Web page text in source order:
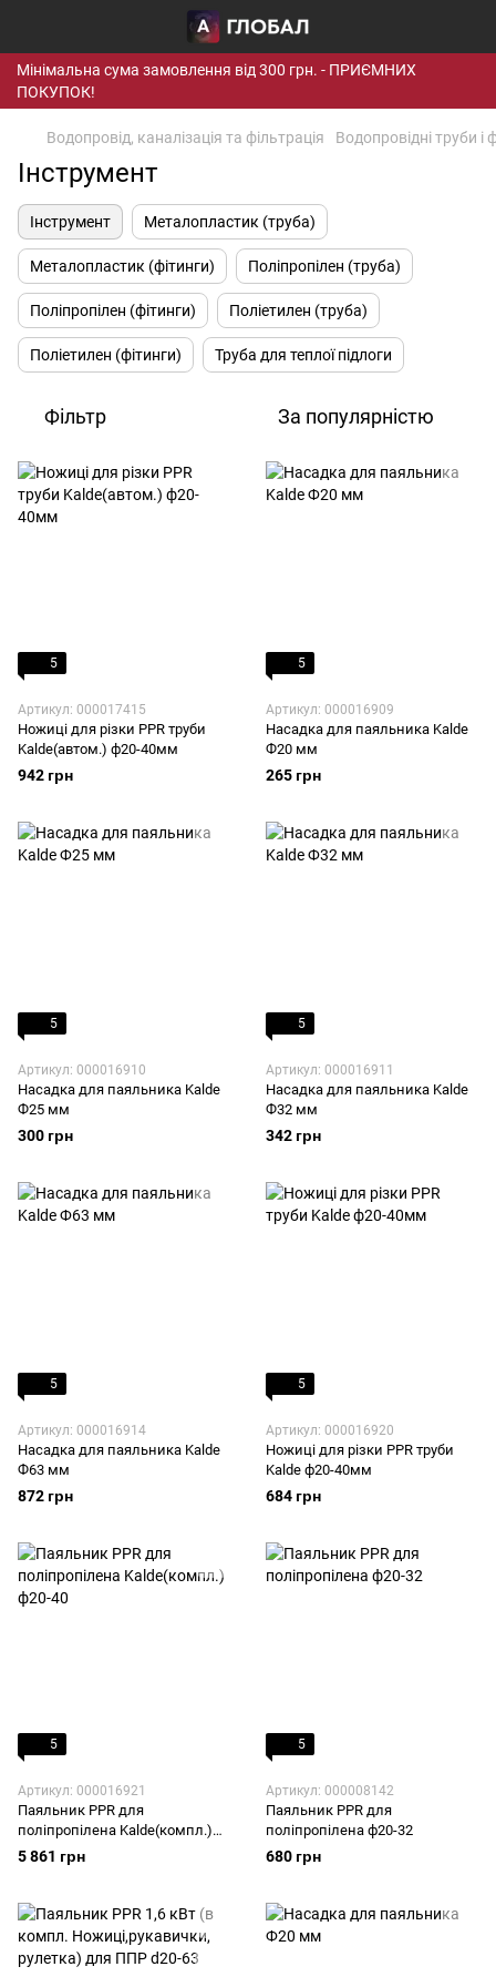
Мінімальна сума замовлення від 300 грн. - ПРИЄМНИХ
ПОКУПОК!
Водопровід, каналізація та фільтрація Водопровідні труби і
Інструмент
Інструмент Металопластик (труба)
Металопластик (фітинги) Поліпропілен (труба)
Поліпропілен (фітинги) Поліетилен (труба)
Поліетилен (фітинги) Труба для теплої підлоги
Фільтр За популярністю
5
Артикул: 000017415
Ножиці для різки PPR труби
Kalde(автом.) ф20-40мм
942 грн
5
Артикул: 000016909
Насадка для паяльника Kalde
Ф20 мм
265 грн
5
Артикул: 000016910
Насадка для паяльника Kalde
Ф25 мм
300 грн
5
Артикул: 000016911
Насадка для паяльника Kalde
Ф32 мм
342 грн
5
Артикул: 000016914
Насадка для паяльника Kalde
Ф63 мм
872 грн
5
Артикул: 000016920
Ножиці для різки PPR труби
Kalde ф20-40мм
684 грн
5
Артикул: 000016921
Паяльник PPR для
поліпропілена Kalde(компл.)
ф20-40
5 861 грн
5
Артикул: 000008142
Паяльник PPR для
поліпропілена ф20-32
680 грн